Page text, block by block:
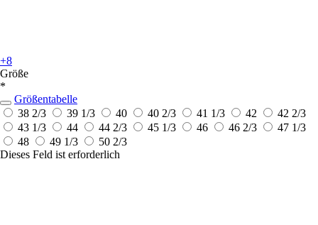
+8
Größe
*
Größentabelle
38 2/3
39 1/3 40 40 2/3 41 1/3 42
42 2/3
43 1/3
44 44 2/3 45 1/3 46 46 2/3
47 1/3
48
49 1/3
50 2/3
Dieses Feld ist erforderlich